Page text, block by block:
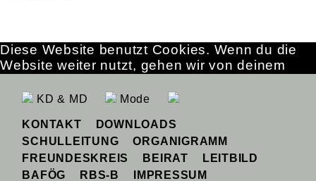
KD & MD Mode
KONTAKT
DOWNLOADS
SCHULLEITUNG
ORGANIGRAMM
FREUNDESKREIS
BEIRAT
LEITBILD
BAFÖG
RBS-B IMPRESSUM
Diese Website benutzt Cookies. Wenn du die
Website weiter nutzt, gehen wir von deinem